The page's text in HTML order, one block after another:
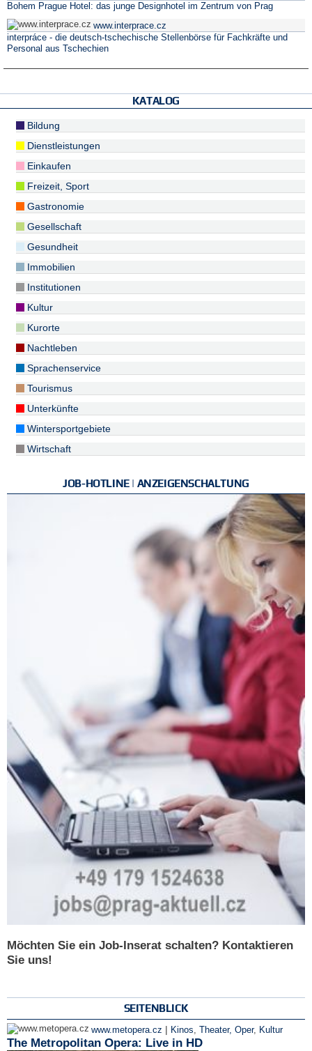
Bohem Prague Hotel: das junge Designhotel im Zentrum von Prag
www.interprace.cz
interpráce - die deutsch-tschechische Stellenbörse für Fachkräfte und
Personal aus Tschechien
KATALOG
Bildung
Dienstleistungen
Einkaufen
Freizeit, Sport
Gastronomie
Gesellschaft
Gesundheit
Immobilien
Institutionen
Kultur
Kurorte
Nachtleben
Sprachenservice
Tourismus
Unterkünfte
Wintersportgebiete
Wirtschaft
JOB-HOTLINE | ANZEIGENSCHALTUNG
Möchten Sie ein Job-Inserat schalten? Kontaktieren
Sie uns!
SEITENBLICK
www.metopera.cz | Kinos, Theater, Oper, Kultur
The Metropolitan Opera: Live in HD